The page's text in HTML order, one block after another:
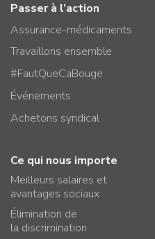
Passer à l’action
Assurance-médicaments
Travaillons ensemble
#FautQueCaBouge
Événements
Achetons syndical
Ce qui nous importe
Meilleurs salaires et
avantages sociaux
Élimination de
la discrimination